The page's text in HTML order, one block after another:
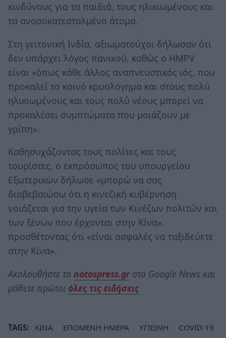
κινδύνους για τα παιδιά, τους ηλικιωμένους και
τα ανοσοκατεσταλμένα άτομα.
Στη γειτονική Ινδία, αξιωματούχοι δήλωσαν ότι
δεν υπάρχει λόγος πανικού, καθώς ο HMPV
είναι «όπως κάθε άλλος αναπνευστικός ιός, που
προκαλεί το κοινό κρυολόγημα και στους πολύ
ηλικιωμένους και τους πολύ νέους μπορεί να
προκαλέσει συμπτώματα που μοιάζουν με
γρίπη».
Καθησυχάζοντας τους πολίτες και τους
τουρίστες, ο εκπρόσωπος του υπουργείου
Εξωτερικών δήλωσε «μπορώ να σας
διαβεβαιώσω ότι η κινεζική κυβέρνηση
νοιάζεται για την υγεία των Κινέζων πολιτών και
των ξένων που έρχονται στην Κίνα»,
προσθέτοντας ότι «είναι ασφαλές να ταξιδεύετε
στην Κίνα».
Ακολουθήστε το notospress.grστο Google News και
μάθετε πρώτοι όλες τις ειδήσεις
TAGS: ΚΙΝΑ ΕΠΟΜΕΝΗ ΗΜΕΡΑ ΥΓΙΕΙΝΗ
COVID-19